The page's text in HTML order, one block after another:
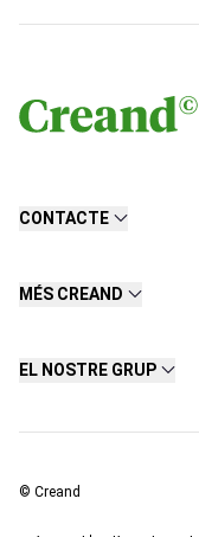
CONTACTE
MÉS CREAND
EL NOSTRE GRUP
© Creand